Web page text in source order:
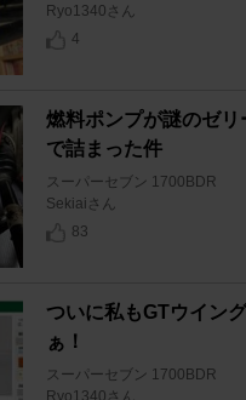
Ryo1340さん
4
燃料ポンプが謎のゼリ
で詰まった件
スーパーセブン 1700BDR
Sekiaiさん
83
ついに私もGTウイン
ぁ！
スーパーセブン 1700BDR